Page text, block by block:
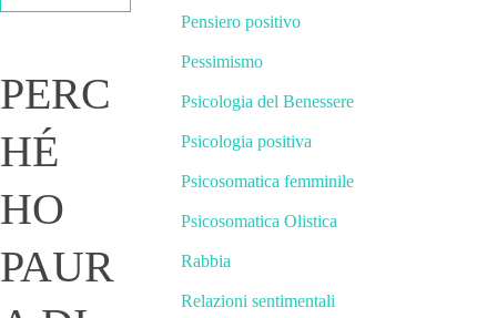
PERC
HÉ
HO
PAUR
Pensiero positivo
Pessimismo
Psicologia del Benessere
Psicologia positiva
Psicosomatica femminile
Psicosomatica Olistica
Rabbia
Relazioni sentimentali